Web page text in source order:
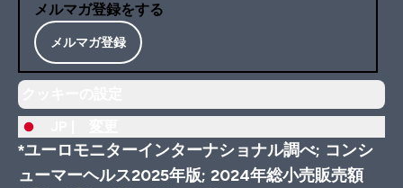
メルマガ登録をする
メルマガ登録
*ユーロモニターインターナショナル調べ; コンシ
ューマーヘルス2025年版; 2024年総小売販売額